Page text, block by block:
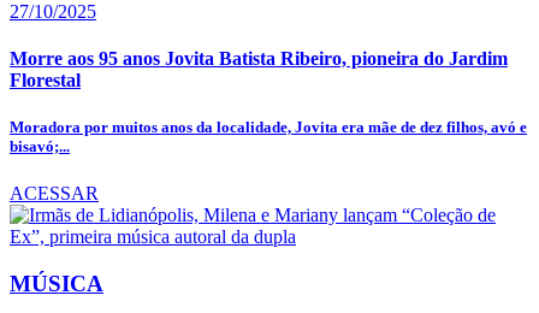
27/10/2025
Morre aos 95 anos Jovita Batista Ribeiro, pioneira do Jardim
Florestal
Moradora por muitos anos da localidade, Jovita era mãe de dez filhos, avó e
bisavó;...
ACESSAR
MÚSICA